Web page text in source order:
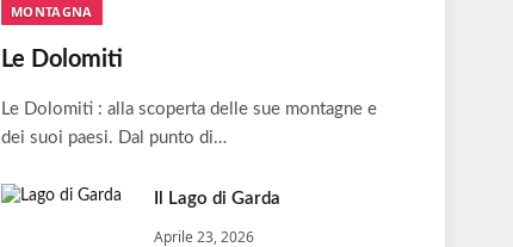
MONTAGNA
Le Dolomiti
Le Dolomiti : alla scoperta delle sue montagne e
dei suoi paesi. Dal punto di…
Il Lago di Garda
Aprile 23, 2026